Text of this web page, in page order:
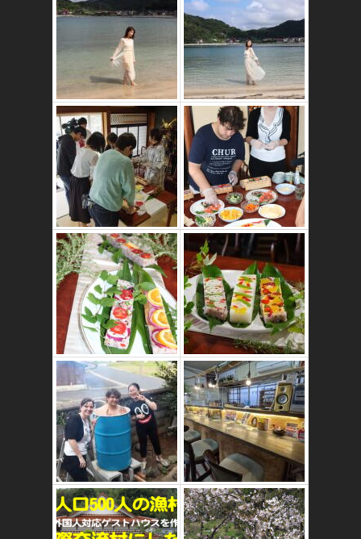
かたゑ庵ワークシ
ョップ、ベジスシ